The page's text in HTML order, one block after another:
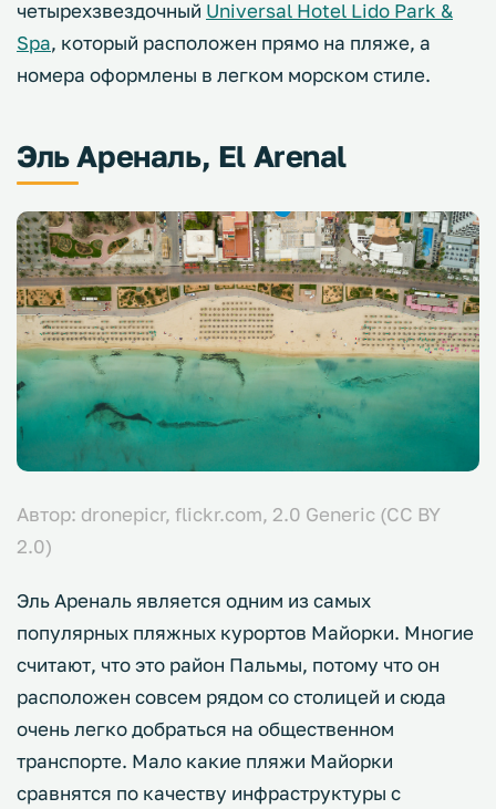
четырехзвездочный Universal Hotel Lido Park &
Spa, который расположен прямо на пляже, а
номера оформлены в легком морском стиле.
Эль Ареналь, El Arenal
Автор: dronepicr, flickr.com, 2.0 Generic (CC BY
2.0)
Эль Ареналь является одним из самых
популярных пляжных курортов Майорки. Многие
считают, что это район Пальмы, потому что он
расположен совсем рядом со столицей и сюда
очень легко добраться на общественном
транспорте. Мало какие пляжи Майорки
сравнятся по качеству инфраструктуры с